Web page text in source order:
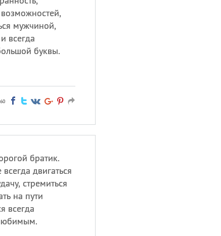
мужчиной,
всегда
буквы.
братик.
двигаться
стремиться
на пути
всегда